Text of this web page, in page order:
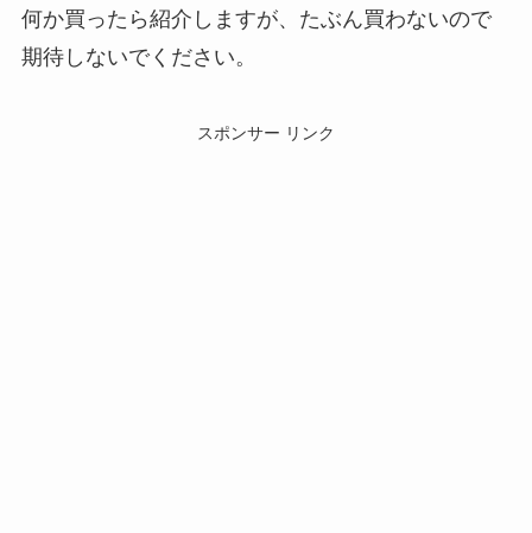
何か買ったら紹介しますが、たぶん買わないので
期待しないでください。
スポンサー リンク